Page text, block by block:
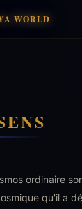
WORLD
ordinaire
qu'il a